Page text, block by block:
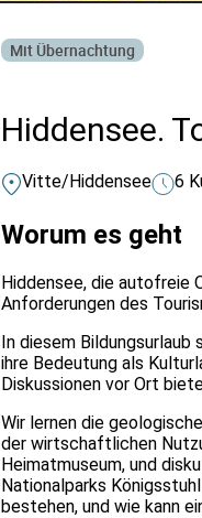
Mit Übernachtung
Hiddensee.
Vitte/Hiddensee 6
Worum es geht
Hiddensee, die autofreie
Anforderungen des
In diesem
ihre Bedeutung als
Diskussionen vor Ort
Wir lernen die
der wirtschaftlichen
Heimatmuseum, und
Nationalparks
bestehen, und wie kann